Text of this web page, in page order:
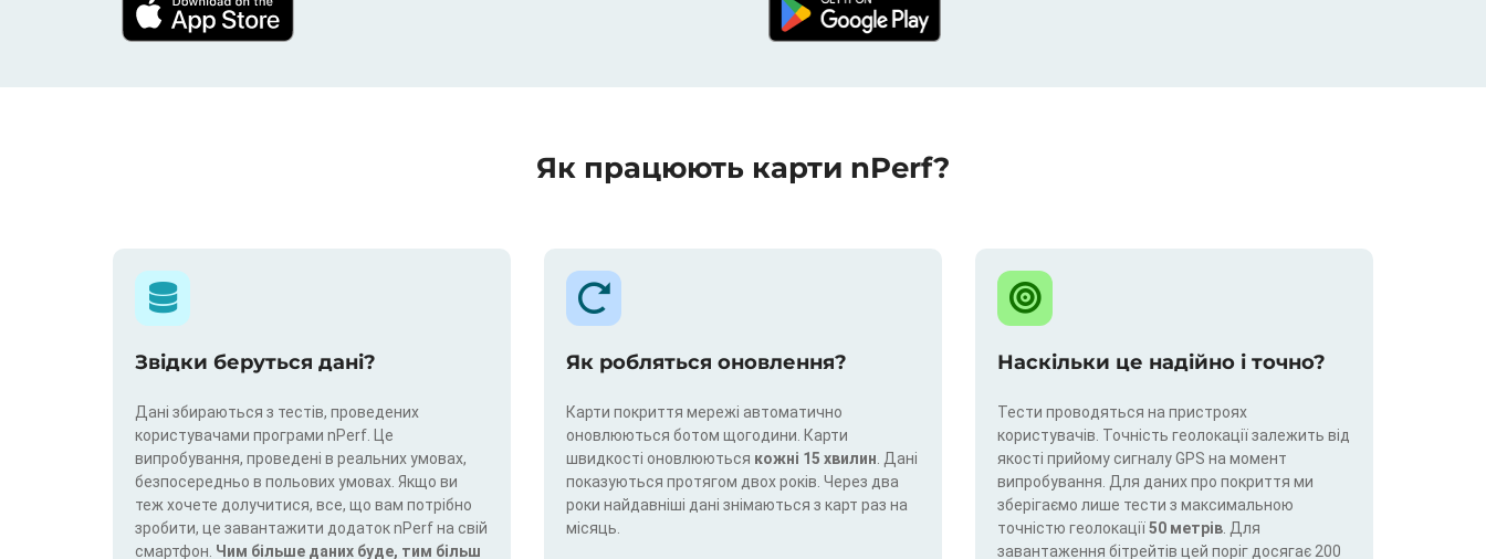
Як працюють карти nPerf?
Звідки беруться дані?
Дані збираються з тестів, проведених
користувачами програми nPerf. Це
випробування, проведені в реальних умовах,
безпосередньо в польових умовах. Якщо ви
теж хочете долучитися, все, що вам потрібно
зробити, це завантажити додаток nPerf на свій
смартфон. Чим більше даних буде, тим більш
Як робляться оновлення?
Карти покриття мережі автоматично
оновлюються ботом щогодини. Карти
швидкості оновлюються кожні 15 хвилин . Дані
показуються протягом двох років. Через два
роки найдавніші дані знімаються з карт раз на
місяць.
Наскільки це надійно і точно?
Тести проводяться на пристроях
користувачів. Точність геолокації залежить від
якості прийому сигналу GPS на момент
випробування. Для даних про покриття ми
зберігаємо лише тести з максимальною
точністю геолокації50 метрів . Для
завантаження бітрейтів цей поріг досягає 200